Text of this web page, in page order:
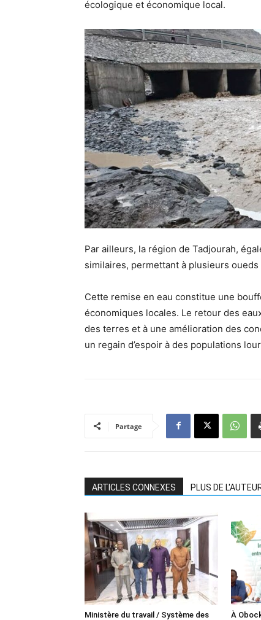
écologique et économique local.
Par ailleurs, la région de Tadjourah,
similaires, permettant à plusieurs
Cette remise en eau constitue une
économiques locales. Le retour des
des terres et à une amélioration des
un regain d’espoir à des populations
Partage
ARTICLES CONNEXES PLUS DE
Ministère du travail / Système des À